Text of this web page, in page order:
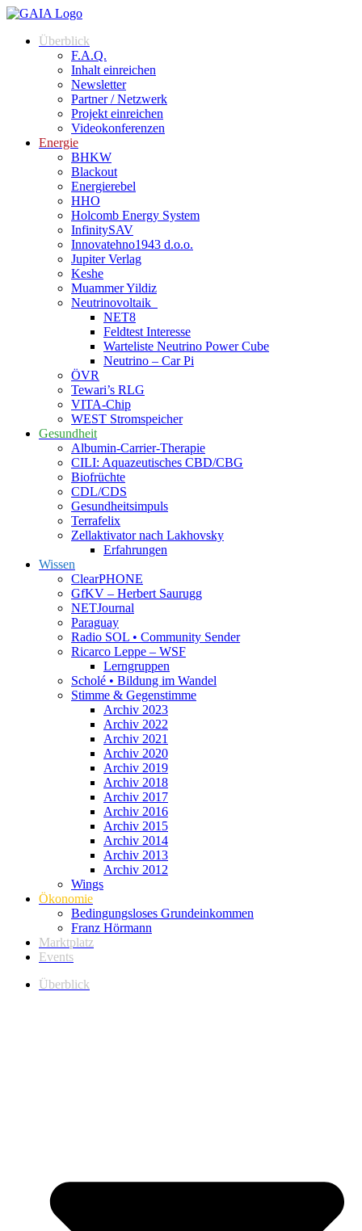
Überblick
F.A.Q.
Inhalt einreichen
Newsletter
Partner / Netzwerk
Projekt einreichen
Videokonferenzen
Energie
BHKW
Blackout
Energierebel
HHO
Holcomb Energy System
InfinitySAV
Innovatehno1943 d.o.o.
Jupiter Verlag
Keshe
Muammer Yildiz
Neutrinovoltaik
NET8
Feldtest Interesse
Warteliste Neutrino Power Cube
Neutrino – Car Pi
ÖVR
Tewari’s RLG
VITA-Chip
WEST Stromspeicher
Gesundheit
Albumin-Carrier-Therapie
CILI: Aquazeutisches CBD/CBG
Biofrüchte
CDL/CDS
Gesundheitsimpuls
Terrafelix
Zellaktivator nach Lakhovsky
Erfahrungen
Wissen
ClearPHONE
GfKV – Herbert Saurugg
NETJournal
Paraguay
Radio SOL • Community Sender
Ricarco Leppe – WSF
Lerngruppen
Scholé • Bildung im Wandel
Stimme & Gegenstimme
Archiv 2023
Archiv 2022
Archiv 2021
Archiv 2020
Archiv 2019
Archiv 2018
Archiv 2017
Archiv 2016
Archiv 2015
Archiv 2014
Archiv 2013
Archiv 2012
Wings
Ökonomie
Bedingungsloses Grundeinkommen
Franz Hörmann
Marktplatz
Events
Überblick